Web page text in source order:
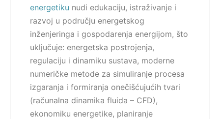
energetiku nudi edukaciju, istraživanje i
razvoj u području energetskog
inženjeringa i gospodarenja energijom, što
uključuje: energetska postrojenja,
regulaciju i dinamiku sustava, moderne
numeričke metode za simuliranje procesa
izgaranja i formiranja onečišćujućih tvari
(računalna dinamika fluida – CFD),
ekonomiku energetike, planiranje